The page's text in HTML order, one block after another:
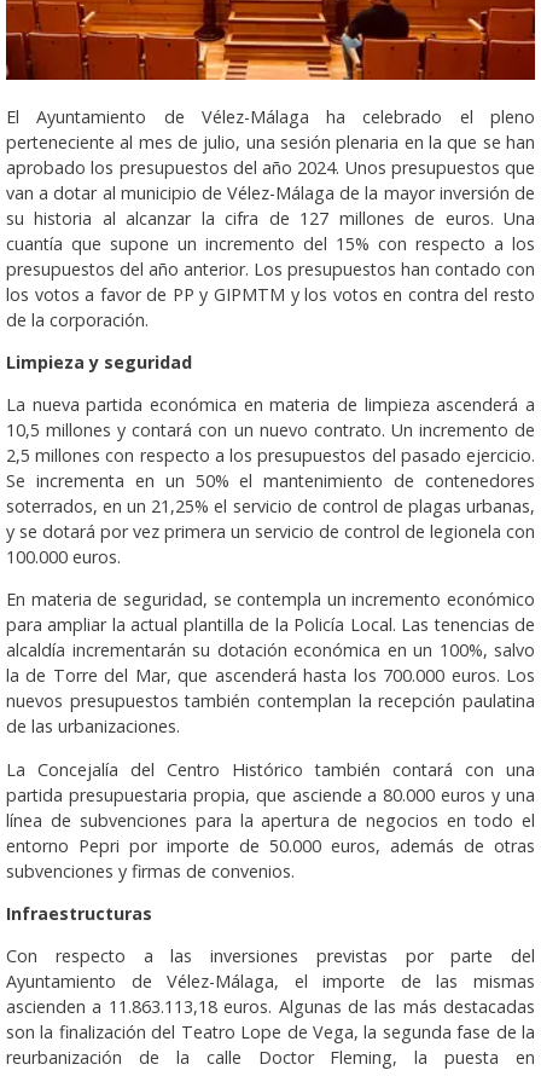
El Ayuntamiento de Vélez-Málaga ha celebrado el pleno
perteneciente al mes de julio, una sesión plenaria en la que se han
aprobado los presupuestos del año 2024. Unos presupuestos que
van a dotar al municipio de Vélez-Málaga de la mayor inversión de
su historia al alcanzar la cifra de 127 millones de euros. Una
cuantía que supone un incremento del 15% con respecto a los
presupuestos del año anterior. Los presupuestos han contado con
los votos a favor de PP y GIPMTM y los votos en contra del resto
de la corporación.
Limpieza y seguridad
La nueva partida económica en materia de limpieza ascenderá a
10,5 millones y contará con un nuevo contrato. Un incremento de
2,5 millones con respecto a los presupuestos del pasado ejercicio.
Se incrementa en un 50% el mantenimiento de contenedores
soterrados, en un 21,25% el servicio de control de plagas urbanas,
y se dotará por vez primera un servicio de control de legionela con
100.000 euros.
En materia de seguridad, se contempla un incremento económico
para ampliar la actual plantilla de la Policía Local. Las tenencias de
alcaldía incrementarán su dotación económica en un 100%, salvo
la de Torre del Mar, que ascenderá hasta los 700.000 euros. Los
nuevos presupuestos también contemplan la recepción paulatina
de las urbanizaciones.
La Concejalía del Centro Histórico también contará con una
partida presupuestaria propia, que asciende a 80.000 euros y una
línea de subvenciones para la apertura de negocios en todo el
entorno Pepri por importe de 50.000 euros, además de otras
subvenciones y firmas de convenios.
Infraestructuras
Con respecto a las inversiones previstas por parte del
Ayuntamiento de Vélez-Málaga, el importe de las mismas
ascienden a 11.863.113,18 euros. Algunas de las más destacadas
son la finalización del Teatro Lope de Vega, la segunda fase de la
reurbanización de la calle Doctor Fleming, la puesta en